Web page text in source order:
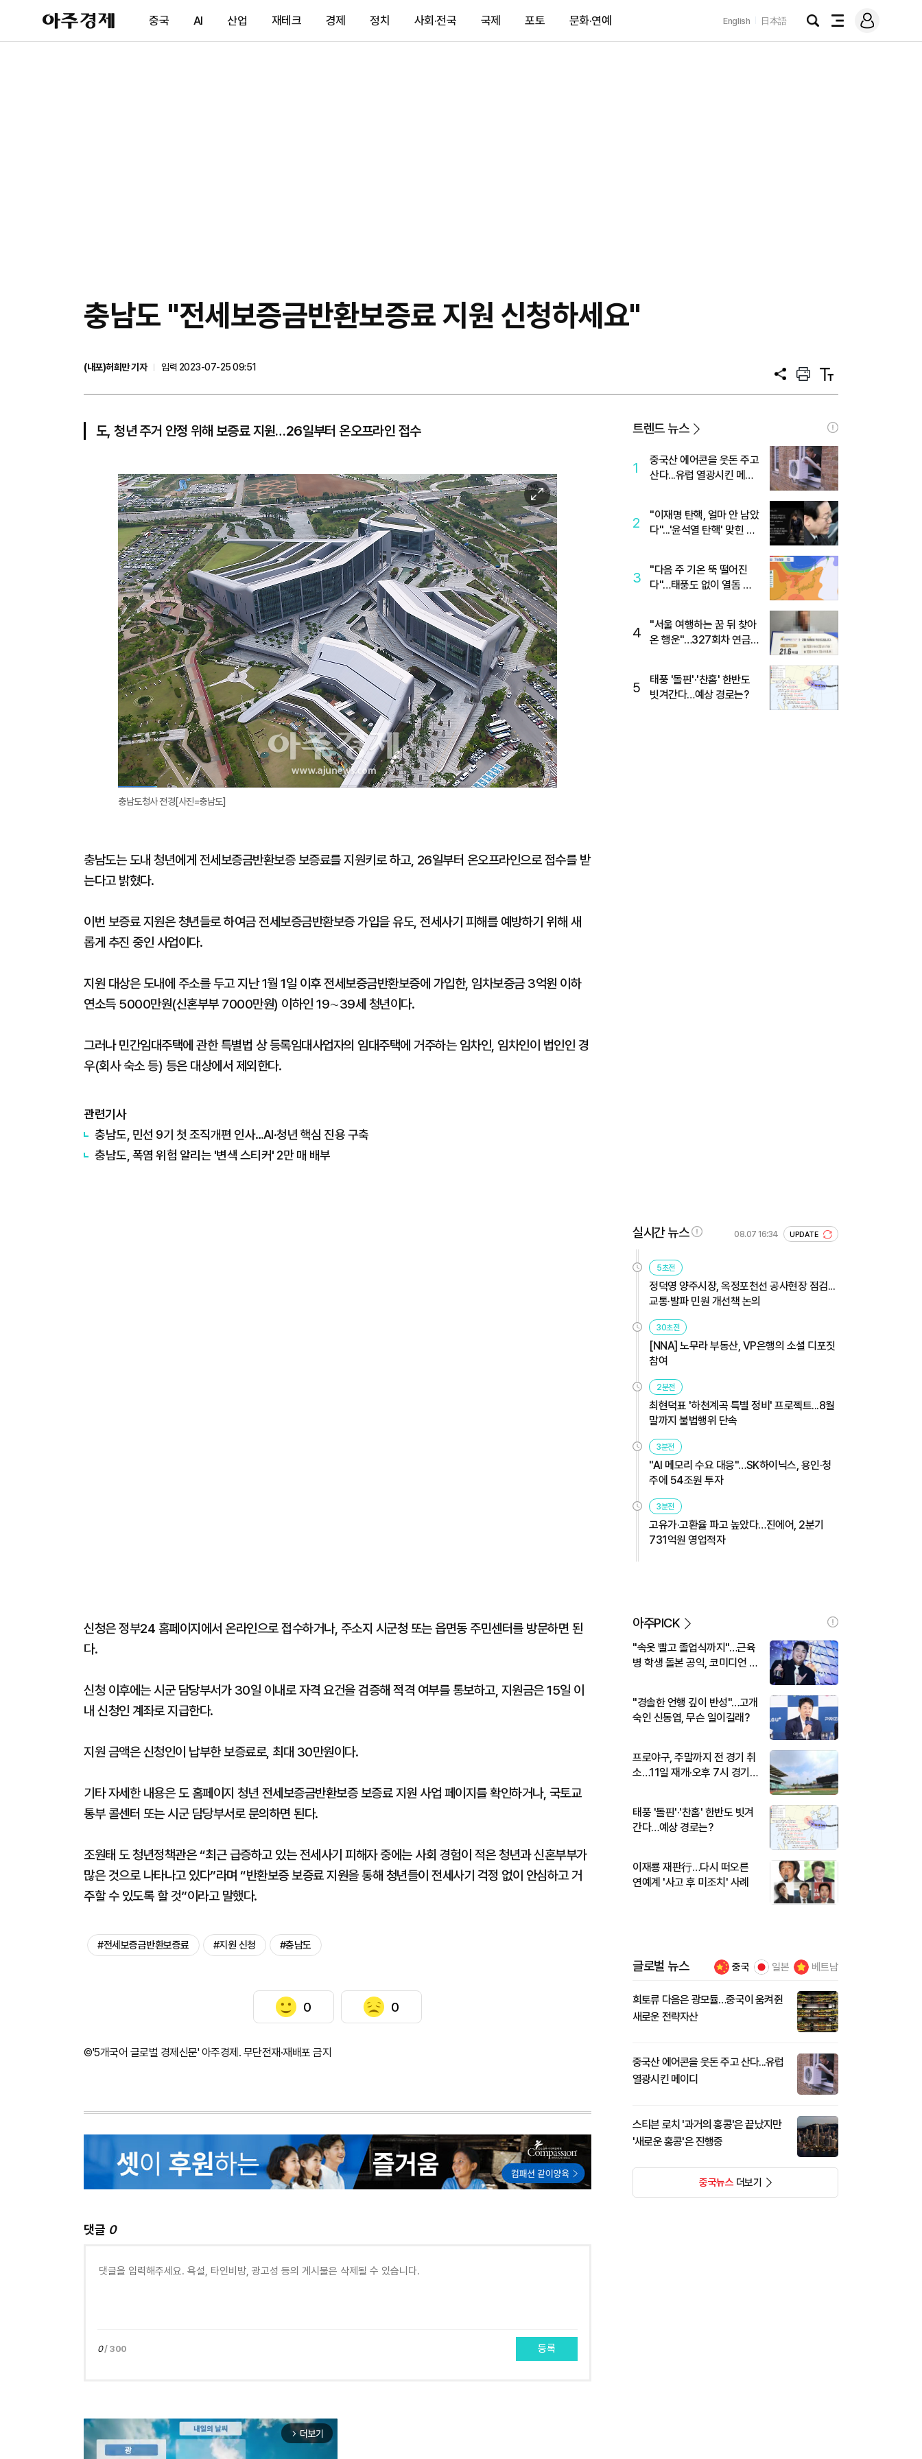
아
주
제
중국 AI 산업 재테크 경제 정치 사회·전국 국제 포토 문화·연예 English 日本語
검
전
메
그
충남도 "전세보증금반환보증료 지원 신청하세요"
(내포)허희만 기자
입력 2023-07-25 09:51
공
프
트
텍
트
도, 청년 주거 안정 위해 보증료 지원…26일부터 온오프라인 접수
이
미
지
확
대
충남도청사 전경[사진=충남도]
충남도는 도내 청년에게 전세보증금반환보증 보증료를 지원키로 하고, 26일부터 온오프라인으로 접수를 받
는다고 밝혔다.
이번 보증료 지원은 청년들로 하여금 전세보증금반환보증 가입을 유도, 전세사기 피해를 예방하기 위해 새
롭게 추진 중인 사업이다.
지원 대상은 도내에 주소를 두고 지난 1월 1일 이후 전세보증금반환보증에 가입한, 임차보증금 3억원 이하
연소득 5000만원(신혼부부 7000만원) 이하인 19∼39세 청년이다.
그러나 민간임대주택에 관한 특별법 상 등록임대사업자의 임대주택에 거주하는 임차인, 임차인이 법인인 경
우(회사 숙소 등) 등은 대상에서 제외한다.
관련기사
충남도, 민선 9기 첫 조직개편 인사…AI·청년 핵심 진용 구축
충남도, 폭염 위험 알리는 '변색 스티커' 2만 매 배부
신청은 정부24 홈페이지에서 온라인으로 접수하거나, 주소지 시군청 또는 읍면동 주민센터를 방문하면 된
다.
신청 이후에는 시군 담당부서가 30일 이내로 자격 요건을 검증해 적격 여부를 통보하고, 지원금은 15일 이
내 신청인 계좌로 지급한다.
지원 금액은 신청인이 납부한 보증료로, 최대 30만원이다.
기타 자세한 내용은 도 홈페이지 청년 전세보증금반환보증 보증료 지원 사업 페이지를 확인하거나, 국토교
통부 콜센터 또는 시군 담당부서로 문의하면 된다.
조원태 도 청년정책관은 “최근 급증하고 있는 전세사기 피해자 중에는 사회 경험이 적은 청년과 신혼부부가
많은 것으로 나타나고 있다”라며 “반환보증 보증료 지원을 통해 청년들이 전세사기 걱정 없이 안심하고 거
주할 수 있도록 할 것”이라고 말했다.
#전세보증금반환보증료 #지원 신청 #충남도
0 0
©'5개국어 글로벌 경제신문' 아주경제. 무단전재·재배포 금지
댓글 0
0/ 300 등록
arrow_forward_ios 더보기
트렌드 뉴스
1
중국산 에어콘을 웃돈 주고
산다...유럽 열광시킨 메이
2
"이재명 탄핵, 얼마 안 남았
다"...'윤석열 탄핵' 맞힌 무
3
"다음 주 기온 뚝 떨어진
다"…태풍도 없이 열돔 박
4
"서울 여행하는 꿈 뒤 찾아
온 행운"…327회차 연금
5
태풍 '돌핀'·'찬홈' 한반도
빗겨간다…예상 경로는?
실시간 뉴스 08.07 16:34 UPDATE
5초전
정덕영 양주시장, 옥정포천선 공사현장 점검...
교통·발파 민원 개선책 논의
30초전
[NNA] 노무라 부동산, VP은행의 소셜 디포짓
참여
2분전
최현덕표 '하천계곡 특별 정비' 프로젝트...8월
말까지 불법행위 단속
3분전
"AI 메모리 수요 대응"…SK하이닉스, 용인·청
주에 54조원 투자
3분전
고유가·고환율 파고 높았다…진에어, 2분기
731억원 영업적자
아주PICK
"속옷 빨고 졸업식까지"…근육
병 학생 돌본 공익, 코미디언 김
"경솔한 언행 깊이 반성"…고개
숙인 신동엽, 무슨 일이길래?
프로야구, 주말까지 전 경기 취
소…11일 재개·오후 7시 경기
태풍 '돌핀'·'찬홈' 한반도 빗겨
간다…예상 경로는?
이재룡 재판行…다시 떠오른
연예계 '사고 후 미조치' 사례
글로벌 뉴스 중국 일본 베트남
희토류 다음은 광모듈…중국이 움켜쥔
새로운 전략자산
중국산 에어콘을 웃돈 주고 산다...유럽
열광시킨 메이디
스티븐 로치 '과거의 홍콩'은 끝났지만
'새로운 홍콩'은 진행중
중국뉴스더보기